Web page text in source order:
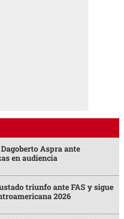
Aspra ante
en audiencia
triunfo ante FAS y sigue
2026